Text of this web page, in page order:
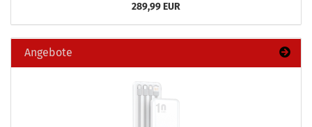
289,99 EUR
Angebote